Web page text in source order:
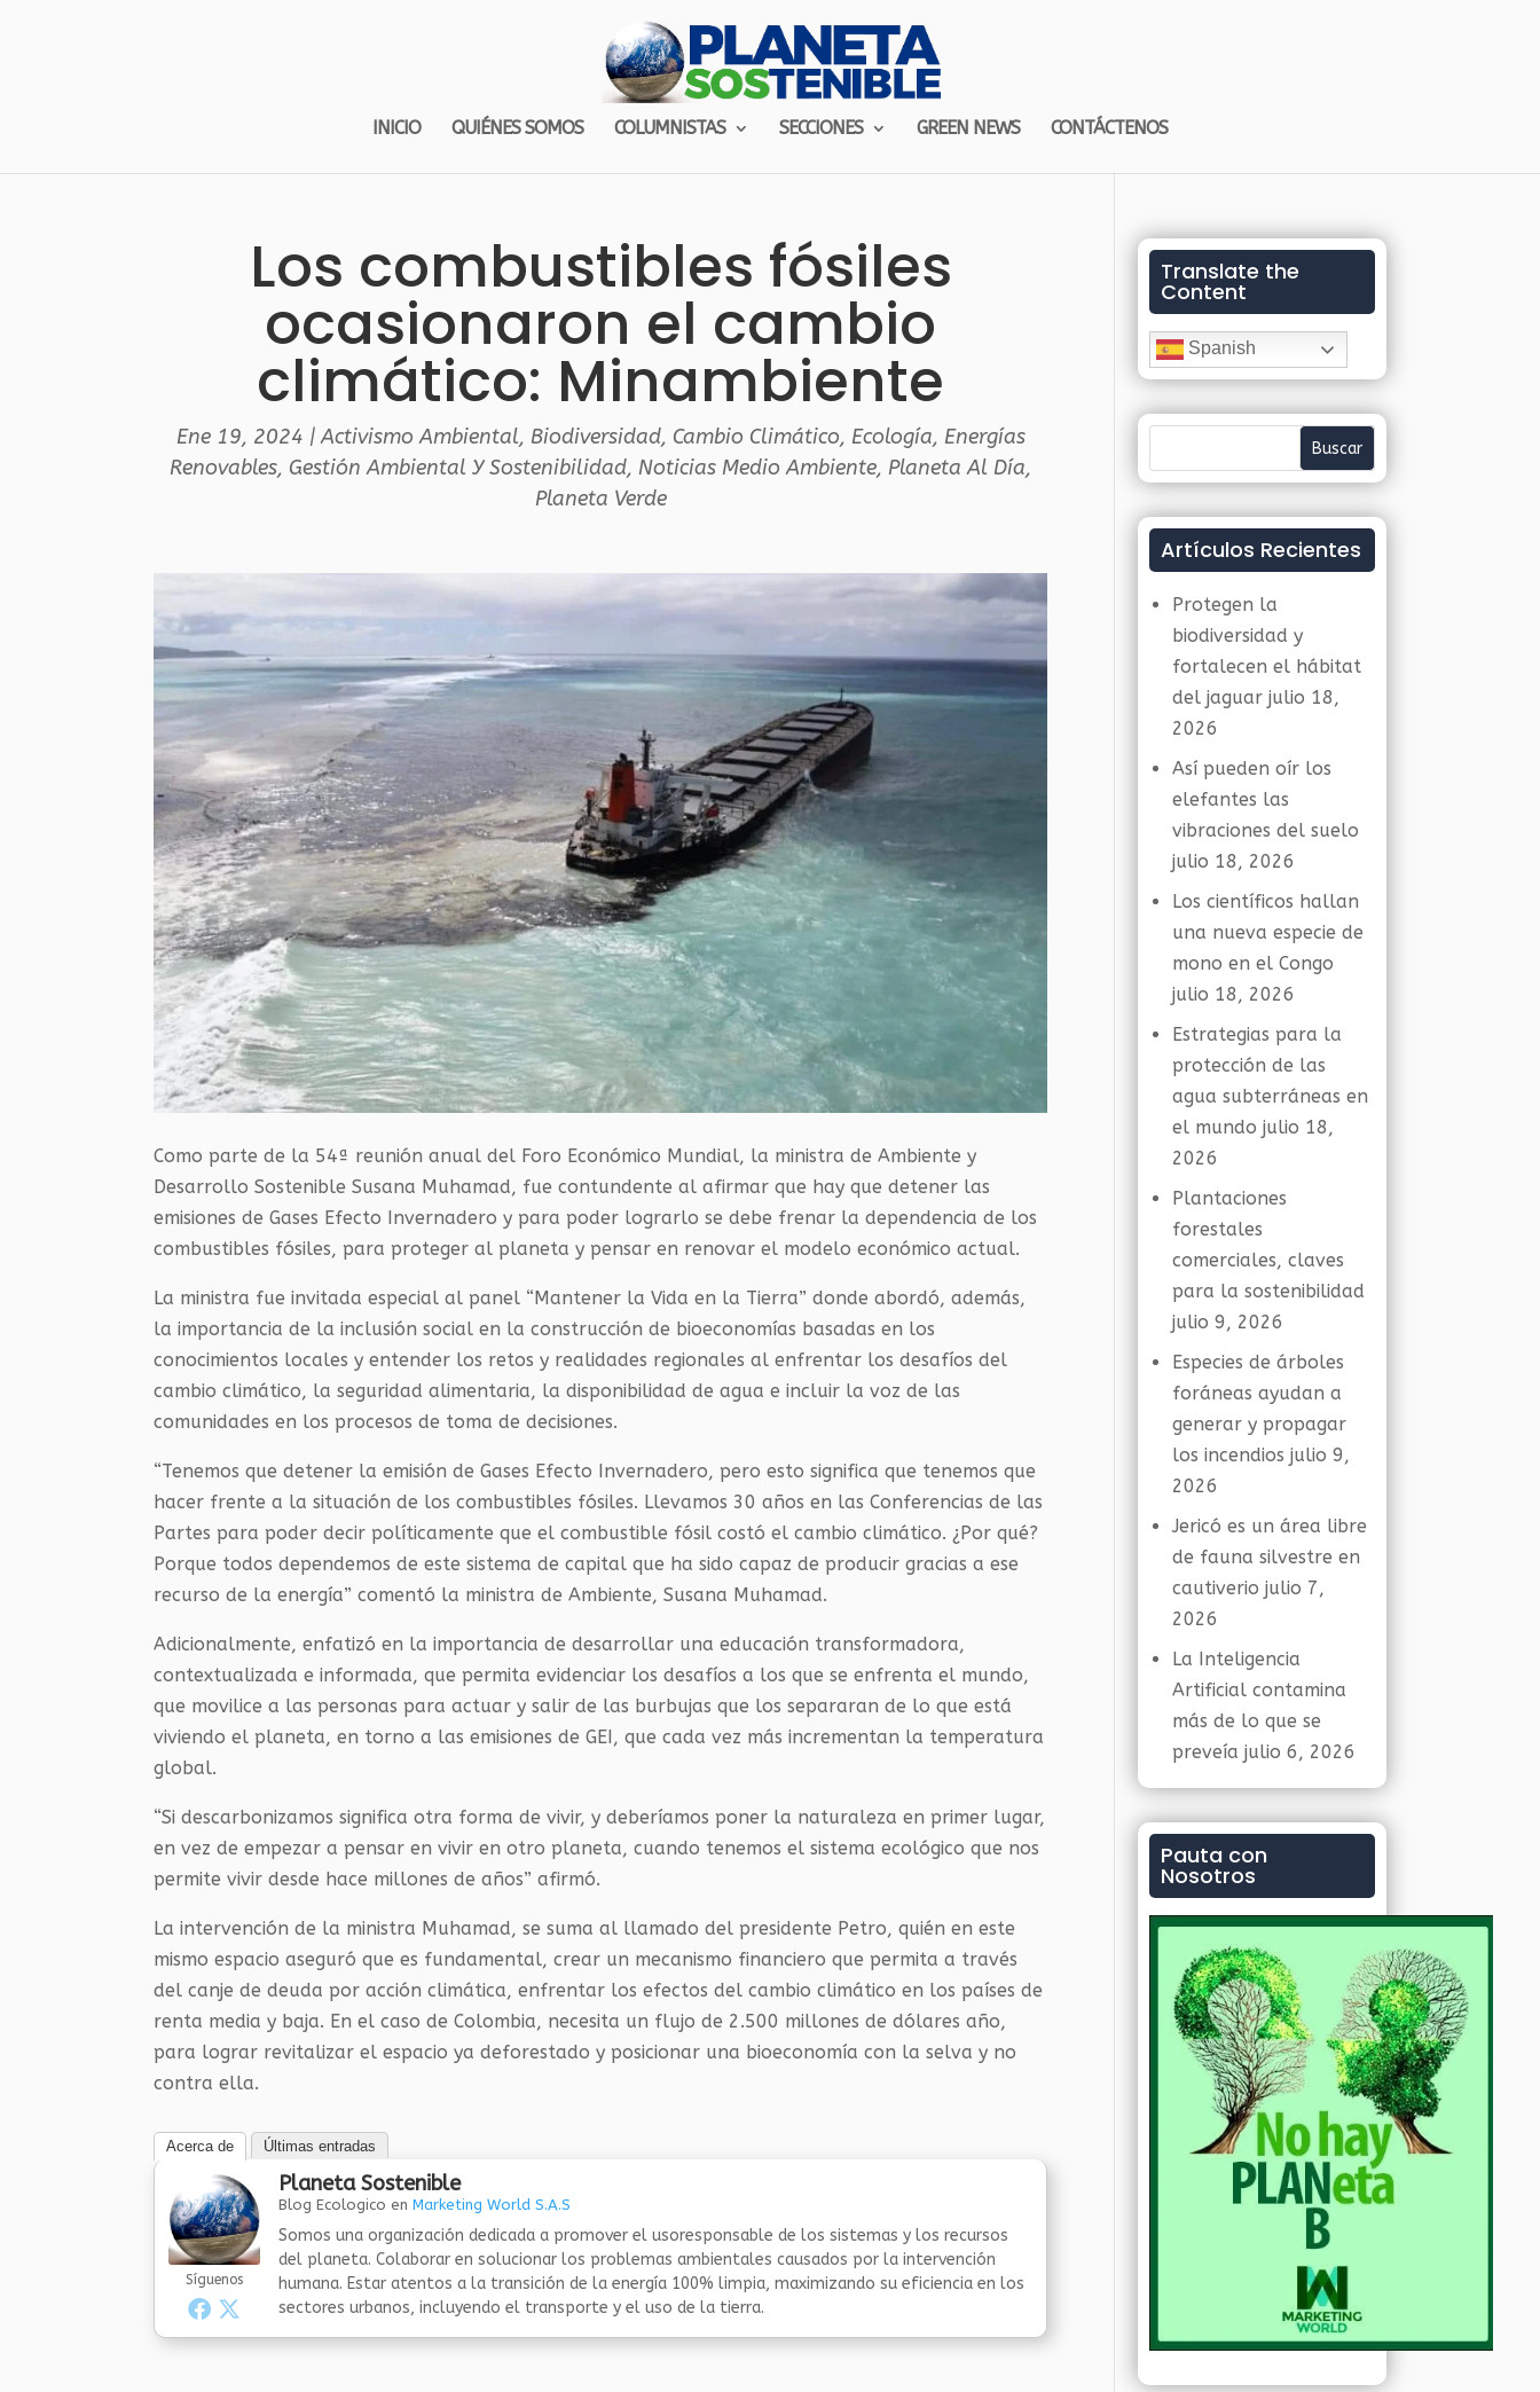
INICIO QUIÉNES SOMOS COLUMNISTAS SECCIONES GREEN NEWS CONTÁCTENOS
Los combustibles fósiles
ocasionaron el cambio
climático: Minambiente
Ene 19, 2024 |Activismo Ambiental, Biodiversidad, Cambio Climático, Ecología, Energías
Renovables, Gestión Ambiental Y Sostenibilidad,Noticias Medio Ambiente,Planeta Al Día,
Planeta Verde
Como parte de la 54ª reunión anual del Foro Económico Mundial, la ministra de Ambiente y
Desarrollo Sostenible Susana Muhamad, fue contundente al afirmar que hay que detener las
emisiones de Gases Efecto Invernadero y para poder lograrlo se debe frenar la dependencia de los
combustibles fósiles, para proteger al planeta y pensar en renovar el modelo económico actual.
La ministra fue invitada especial al panel “Mantener la Vida en la Tierra” donde abordó, además,
la importancia de la inclusión social en la construcción de bioeconomías basadas en los
conocimientos locales y entender los retos y realidades regionales al enfrentar los desafíos del
cambio climático, la seguridad alimentaria, la disponibilidad de agua e incluir la voz de las
comunidades en los procesos de toma de decisiones.
“Tenemos que detener la emisión de Gases Efecto Invernadero, pero esto significa que tenemos que
hacer frente a la situación de los combustibles fósiles. Llevamos 30 años en las Conferencias de las
Partes para poder decir políticamente que el combustible fósil costó el cambio climático. ¿Por qué?
Porque todos dependemos de este sistema de capital que ha sido capaz de producir gracias a ese
recurso de la energía” comentó la ministra de Ambiente, Susana Muhamad.
Adicionalmente, enfatizó en la importancia de desarrollar una educación transformadora,
contextualizada e informada, que permita evidenciar los desafíos a los que se enfrenta el mundo,
que movilice a las personas para actuar y salir de las burbujas que los separaran de lo que está
viviendo el planeta, en torno a las emisiones deGEI , que cada vez más incrementan la temperatura
global.
“Si descarbonizamos significa otra forma de vivir, y deberíamos poner la naturaleza en primer lugar,
en vez de empezar a pensar en vivir en otro planeta, cuando tenemos el sistema ecológico que nos
permite vivir desde hace millones de años” afirmó.
La intervención de la ministra Muhamad, se suma al llamado del presidente Petro, quién en este
mismo espacio aseguró que es fundamental, crear un mecanismo financiero que permita a través
del canje de deuda por acción climática, enfrentar los efectos del cambio climático en los países de
renta media y baja. En el caso de Colombia, necesita un flujo de 2.500 millones de dólares año,
para lograr revitalizar el espacio ya deforestado y posicionar una bioeconomía con la selva y no
contra ella.
Acerca de Últimas entradas
Síguenos
Planeta Sostenible
Blog Ecologico enMarketing World S.A.S
Somos una organización dedicada a promover el usoresponsable de los sistemas y los recursos
del planeta. Colaborar en solucionar los problemas ambientales causados por la intervención
humana. Estar atentos a la transición de la energía 100% limpia, maximizando su eficiencia en los
sectores urbanos, incluyendo el transporte y el uso de la tierra.
Translate the
Content
Spanish
Artículos Recientes
Protegen la
biodiversidad y
fortalecen el hábitat
del jaguar julio 18,
2026
Así pueden oír los
elefantes las
vibraciones del suelo
julio 18, 2026
Los científicos hallan
una nueva especie de
mono en el Congo
julio 18, 2026
Estrategias para la
protección de las
agua subterráneas en
el mundo julio 18,
2026
Plantaciones
forestales
comerciales, claves
para la sostenibilidad
julio 9, 2026
Especies de árboles
foráneas ayudan a
generar y propagar
los incendios julio 9,
2026
Jericó es un área libre
de fauna silvestre en
cautiverio julio 7,
2026
La Inteligencia
Artificial contamina
más de lo que se
preveía julio 6, 2026
Pauta con
Nosotros